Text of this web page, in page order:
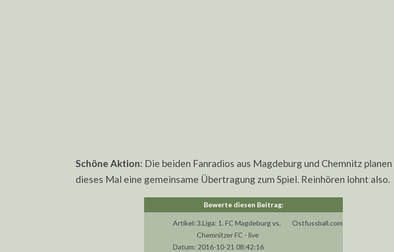
Schöne Aktion: Die beiden Fanradios aus Magdeburg und Chemnitz planen
dieses Mal eine gemeinsame Übertragung zum Spiel. Reinhören lohnt also.
Artikel:3.Liga: 1. FC Magdeburg vs.
Chemnitzer FC - live
Ostfussball.com
Datum: 2016-10-21 08:42:16